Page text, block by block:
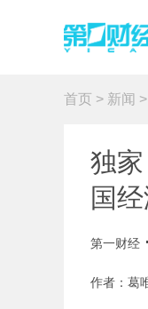
首页 > 新闻 >
独
国
第一财经
作者：葛